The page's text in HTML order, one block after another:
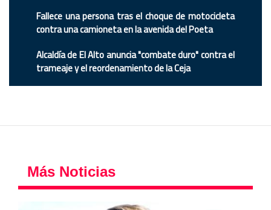
Fallece una persona tras el choque de motocicleta
contra una camioneta en la avenida del Poeta
Alcaldía de El Alto anuncia "combate duro" contra el
trameaje y el reordenamiento de la Ceja
Más Noticias